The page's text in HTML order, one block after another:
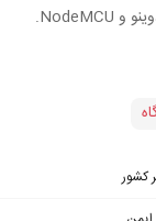
کشور